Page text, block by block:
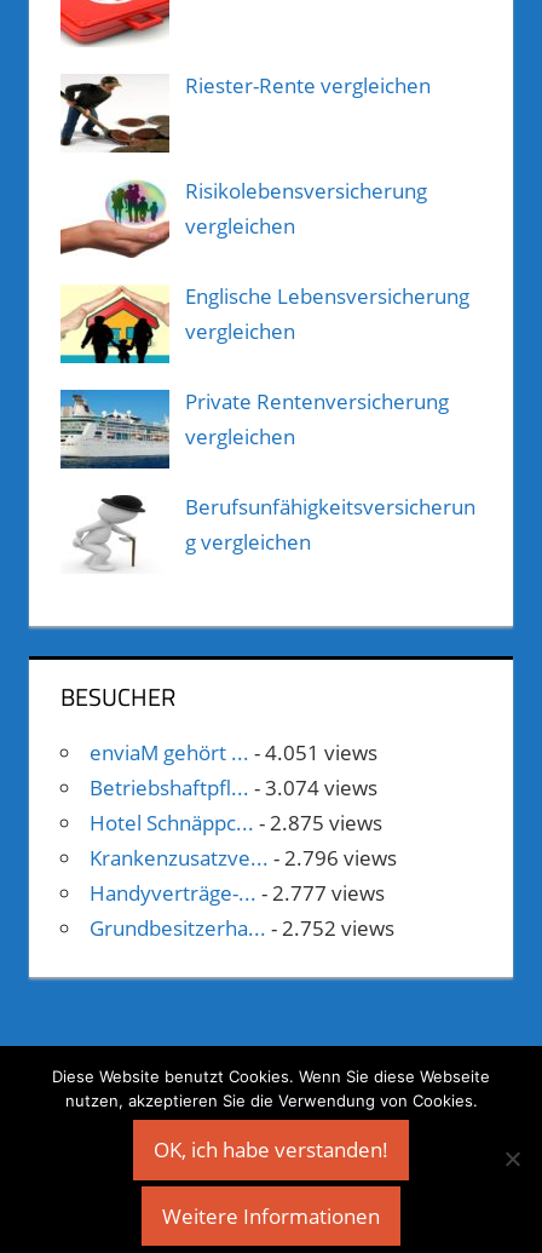
Riester-Rente vergleichen
Risikolebensversicherung
vergleichen
Englische Lebensversicherung
vergleichen
Private Rentenversicherung
vergleichen
Berufsunfähigkeitsversicherun
g vergleichen
BESUCHER
enviaM gehört ... - 4.051 views
Betriebshaftpfl... - 3.074 views
Hotel Schnäppc... - 2.875 views
Krankenzusatzve... - 2.796 views
Handyverträge-... - 2.777 views
Grundbesitzerha... - 2.752 views
Diese Website benutzt Cookies. Wenn Sie diese Webseite
nutzen, akzeptieren Sie die Verwendung von Cookies.
OK, ich habe verstanden!
Weitere Informationen